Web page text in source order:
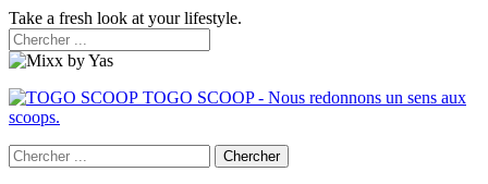
Take a fresh look at your lifestyle.
TOGO SCOOP - Nous redonnons un sens aux
scoops.